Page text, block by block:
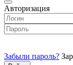
Авторизация
Забыли пароль?